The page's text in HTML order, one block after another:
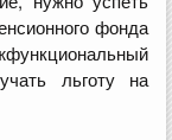
фонда
льготу на